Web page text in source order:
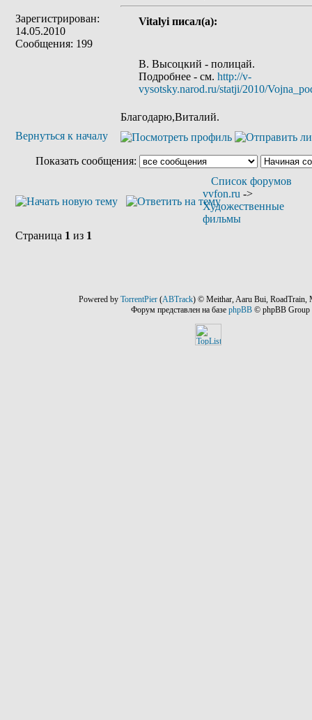
Зарегистрирован:
14.05.2010
Сообщения: 199
Vitalyi писал(а):
В. Высоцкий - полицай.
Подробнее - см. http://v-
vysotsky.narod.ru/statji/2010/
Благодарю,Виталий.
Вернуться к началу
Показать сообщения:
Список форумов
vvfon.ru ->
Художественные
фильмы
Страница 1 из 1
Powered by TorrentPier(ABTrack) © Meithar, Aaru Bui, RoadTrain,
Форум представлен на базе phpBB © phpBB Group